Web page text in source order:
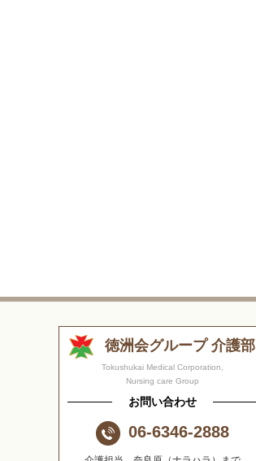
徳洲会グループ 介護部
Tokushukai Medical Corporation,
Nursing care Group
お問い合わせ
06-6346-2888